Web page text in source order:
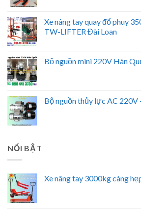
Xe nâng tay quay đổ phuy
TW-LIFTER Đài Loan
Bộ nguồn mini 220V Hàn
Bộ nguồn thủy lực AC 220V
NỔI BẬT
Xe nâng tay 3000kg càng